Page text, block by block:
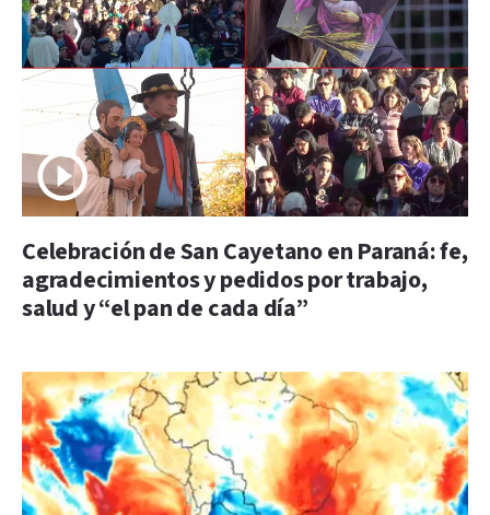
Celebración de San Cayetano en Paraná: fe,
agradecimientos y pedidos por trabajo,
salud y “el pan de cada día”